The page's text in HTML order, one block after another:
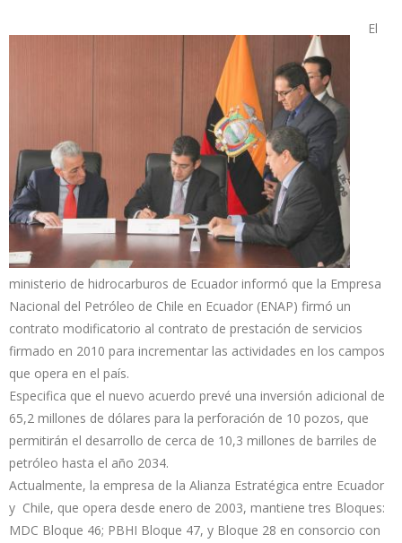
El
ministerio de hidrocarburos de Ecuador informó que la Empresa
Nacional del Petróleo de Chile en Ecuador (ENAP) firmó un
contrato modificatorio al contrato de prestación de servicios
firmado en 2010 para incrementar las actividades en los campos
que opera en el país.
Especifica que el nuevo acuerdo prevé una inversión adicional de
65,2 millones de dólares para la perforación de 10 pozos, que
permitirán el desarrollo de cerca de 10,3 millones de barriles de
petróleo hasta el año 2034.
Actualmente, la empresa de la Alianza Estratégica entre Ecuador
y Chile, que opera desde enero de 2003, mantiene tres Bloques:
MDC Bloque 46; PBHI Bloque 47, y Bloque 28 en consorcio con